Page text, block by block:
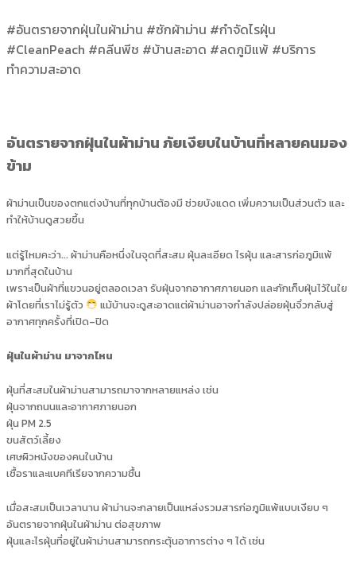
#อันตรายจากฝุ่นในผ้าม่าน #ซักผ้าม่าน #กำจัดไรฝุ่น
#CleanPeach #คลีนพีช #บ้านสะอาด #ลดภูมิแพ้ #บริการ
ทำความสะอาด
อันตรายจากฝุ่นในผ้าม่าน ภัยเงียบในบ้านที่หลายคนมอง
ข้าม
ผ้าม่านเป็นของตกแต่งบ้านที่ทุกบ้านต้องมี ช่วยบังแดด เพิ่มความเป็นส่วนตัว และ
ทำให้บ้านดูสวยขึ้น
แต่รู้ไหมคะว่า… ผ้าม่านคือหนึ่งในจุดที่สะสม ฝุ่นละเอียด ไรฝุ่น และสารก่อภูมิแพ้
มากที่สุดในบ้าน
เพราะเป็นผ้าที่แขวนอยู่ตลอดเวลา รับฝุ่นจากอากาศภายนอก และกักเก็บฝุ่นไว้ในใย
ผ้าโดยที่เราไม่รู้ตัว
แม้บ้านจะดูสะอาดแต่ผ้าม่านอาจกำลังปล่อยฝุ่นจิ๋วกลับสู่
อากาศทุกครั้งที่เปิด–ปิด
ฝุ่นในผ้าม่าน มาจากไหน
ฝุ่นที่สะสมในผ้าม่านสามารถมาจากหลายแหล่ง เช่น
ฝุ่นจากถนนและอากาศภายนอก
ฝุ่น PM 2.5
ขนสัตว์เลี้ยง
เศษผิวหนังของคนในบ้าน
เชื้อราและแบคทีเรียจากความชื้น
เมื่อสะสมเป็นเวลานาน ผ้าม่านจะกลายเป็นแหล่งรวมสารก่อภูมิแพ้แบบเงียบ ๆ
อันตรายจากฝุ่นในผ้าม่าน ต่อสุขภาพ
ฝุ่นและไรฝุ่นที่อยู่ในผ้าม่านสามารถกระตุ้นอาการต่าง ๆ ได้ เช่น